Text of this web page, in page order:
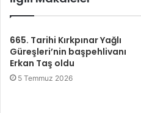
665. Tarihi Kırkpınar Yağlı
Güreşleri’nin başpehlivanı
Erkan Taş oldu
5 Temmuz 2026